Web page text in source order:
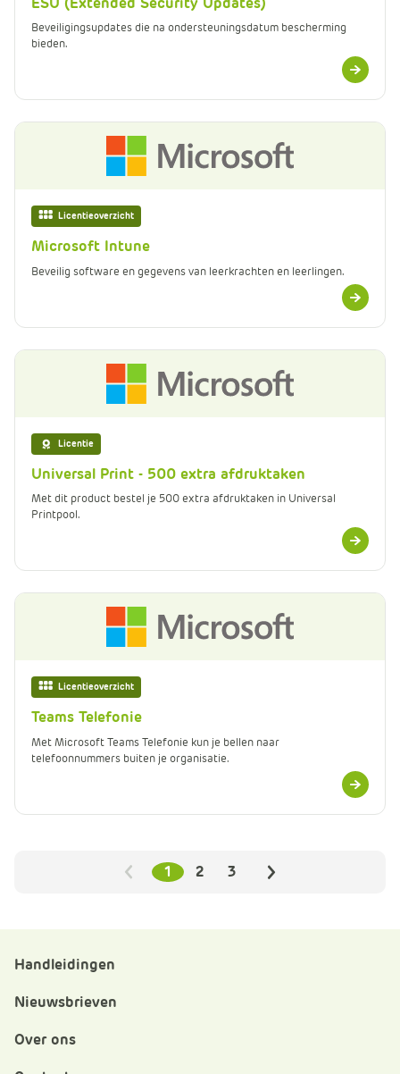
Beveiligingsupdates die na ondersteuningsdatum bescherming
bieden.
Meer
informatie
Licentieoverzicht
Microsoft Intune
Beveilig software en gegevens van leerkrachten en leerlingen.
Meer
informatie
Licentie
Universal Print - 500 extra afdruktaken
Met dit product bestel je 500 extra afdruktaken in Universal
Printpool.
Meer
informatie
Licentieoverzicht
Teams Telefonie
Met Microsoft Teams Telefonie kun je bellen naar
telefoonnummers buiten je organisatie.
Meer
informatie
Vorige
1 2 3 Volgende
Handleidingen
Nieuwsbrieven
Over ons